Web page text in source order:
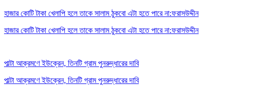
হাজার কোটি টাকা খেলাপি হলে তাকে সালাম ঠুকবো এটা হতে পারে না:ফরাসউদ্দীন
হাজার কোটি টাকা খেলাপি হলে তাকে সালাম ঠুকবো এটা হতে পারে না:ফরাসউদ্দীন
পাল্টা আক্রমণে ইউক্রেন, তিনটি গ্রাম পুনরুদ্ধারের দাবি
পাল্টা আক্রমণে ইউক্রেন, তিনটি গ্রাম পুনরুদ্ধারের দাবি